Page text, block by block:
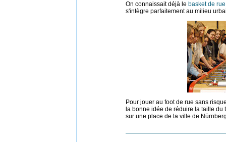
On connaissait déjà le basket de rue
s'intègre parfaitement au milieu
Pour jouer au foot de rue sans
la bonne idée de réduire la taille
sur une place de la ville de